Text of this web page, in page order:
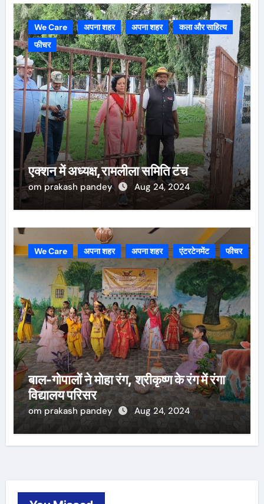
We Care अपना शहर अपना शहर
कला और साहित्य
फीचर
एक्शन में अध्यक्ष,रामलीला समिति टंच
om prakash pandey Aug 24, 2024
We Care अपना शहर अपना शहर एंटरटेनमेंट फीचर
बाल-गोपालों ने मोहा रंग, श्रीकृष्ण के रंग में रंगा
विद्यालय परिसर
om prakash pandey Aug 24, 2024